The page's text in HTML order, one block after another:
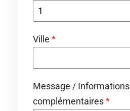
Ville *
Message / Informations
complémentaires*